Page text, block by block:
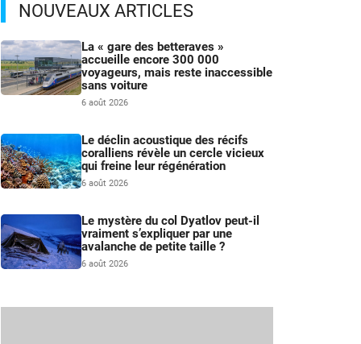
NOUVEAUX ARTICLES
La « gare des betteraves »
accueille encore 300 000
voyageurs, mais reste inaccessible
sans voiture
6 août 2026
Le déclin acoustique des récifs
coralliens révèle un cercle vicieux
qui freine leur régénération
6 août 2026
Le mystère du col Dyatlov peut-il
vraiment s’expliquer par une
avalanche de petite taille ?
6 août 2026